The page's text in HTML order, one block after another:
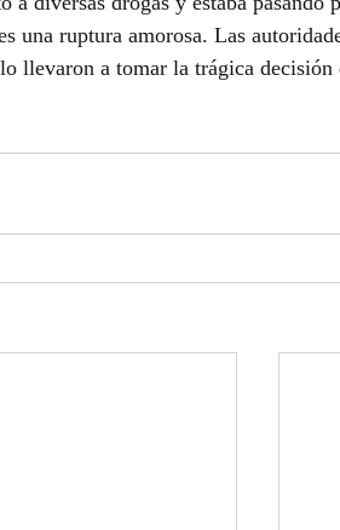
una ruptura amorosa. Las
llevaron a tomar la trágica decisión